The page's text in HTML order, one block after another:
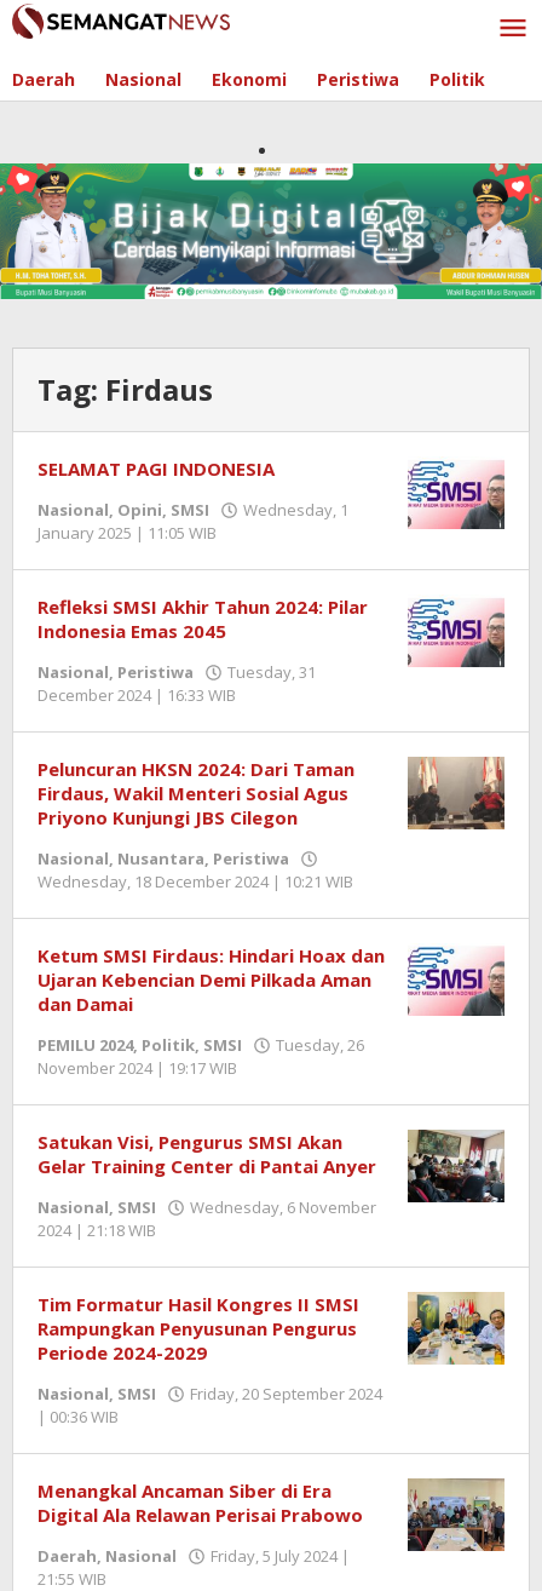
Skip
to
Daerah Nasional Ekonomi Peristiwa Politik
Tag: Firdaus
SELAMAT PAGI INDONESIA
Nasional, Opini, SMSI
Wednesday, 1
January 2025 | 11:05 WIB
Refleksi SMSI Akhir Tahun 2024: Pilar
Indonesia Emas 2045
Nasional, Peristiwa
Tuesday, 31
December 2024 | 16:33 WIB
Peluncuran HKSN 2024: Dari Taman
Firdaus, Wakil Menteri Sosial Agus
Priyono Kunjungi JBS Cilegon
Nasional, Nusantara, Peristiwa
Wednesday, 18 December 2024 | 10:21 WIB
Ketum SMSI Firdaus: Hindari Hoax dan
Ujaran Kebencian Demi Pilkada Aman
dan Damai
PEMILU 2024, Politik, SMSI
Tuesday, 26
November 2024 | 19:17 WIB
Satukan Visi, Pengurus SMSI Akan
Gelar Training Center di Pantai Anyer
Nasional, SMSI
Wednesday, 6 November
2024 | 21:18 WIB
Tim Formatur Hasil Kongres II SMSI
Rampungkan Penyusunan Pengurus
Periode 2024-2029
Nasional, SMSI
Friday, 20 September 2024
| 00:36 WIB
Menangkal Ancaman Siber di Era
Digital Ala Relawan Perisai Prabowo
Daerah, Nasional
Friday, 5 July 2024 |
21:55 WIB